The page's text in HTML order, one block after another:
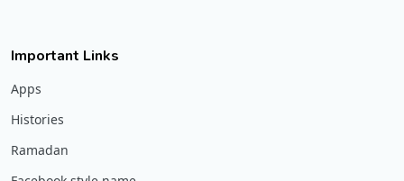
Important Links
Apps
Histories
Ramadan